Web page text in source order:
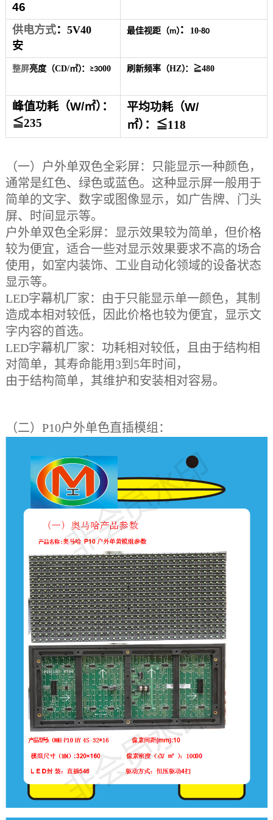
46
供电方式：5V40
安
最佳视距（m）： 10-80
整屏亮度（CD/㎡）： ≥3000 刷新频率（HZ）： ≧480
峰值功耗（W/㎡） ：
≦235
平均功耗（W/
㎡） ： ≦118
（一）户外单双色全彩屏：只能显示一种颜色，
通常是红色、绿色或蓝色。这种显示屏一般用于
简单的文字、数字或图像显示，如广告牌、门头
屏、时间显示等。
户外单双色全彩屏：显示效果较为简单，但价格
较为便宜，适合一些对显示效果要求不高的场合
使用，如室内装饰、工业自动化领域的设备状态
显示等。
LED字幕机厂家：由于只能显示单一颜色，其制
造成本相对较低，因此价格也较为便宜， 显示文
字内容的首选。
LED字幕机厂家：功耗相对较低，且由于结构相
对简单，其寿命能用3到5年时间，
由于结构简单，其维护和安装相对容易。
（二） P10户外单色直插模组：